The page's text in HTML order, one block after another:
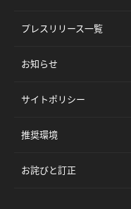
プレスリリース一覧
お知らせ
サイトポリシー
推奨環境
お詫びと訂正